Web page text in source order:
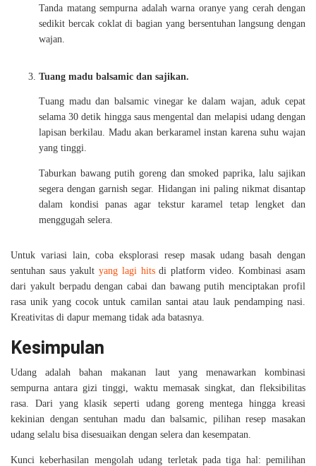
Tanda matang sempurna adalah warna oranye yang cerah dengan
sedikit bercak coklat di bagian yang bersentuhan langsung dengan
wajan.
Tuang madu balsamic dan sajikan.
Tuang madu dan balsamic vinegar ke dalam wajan, aduk cepat
selama 30 detik hingga saus mengental dan melapisi udang dengan
lapisan berkilau. Madu akan berkaramel instan karena suhu wajan
yang tinggi.
Taburkan bawang putih goreng dan smoked paprika, lalu sajikan
segera dengan garnish segar. Hidangan ini paling nikmat disantap
dalam kondisi panas agar tekstur karamel tetap lengket dan
menggugah selera.
Untuk variasi lain, coba eksplorasi resep masak udang basah dengan
sentuhan saus yakult yang lagi hitsdi platform video. Kombinasi asam
dari yakult berpadu dengan cabai dan bawang putih menciptakan profil
rasa unik yang cocok untuk camilan santai atau lauk pendamping nasi.
Kreativitas di dapur memang tidak ada batasnya.
Kesimpulan
Udang adalah bahan makanan laut yang menawarkan kombinasi
sempurna antara gizi tinggi, waktu memasak singkat, dan fleksibilitas
rasa. Dari yang klasik seperti udang goreng mentega hingga kreasi
kekinian dengan sentuhan madu dan balsamic, pilihan resep masakan
udang selalu bisa disesuaikan dengan selera dan kesempatan.
Kunci keberhasilan mengolah udang terletak pada tiga hal: pemilihan